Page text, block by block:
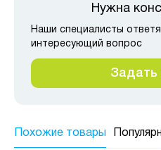
Нужна
Наши специалисты
интересующий вопрос
Задать
Похожие товары